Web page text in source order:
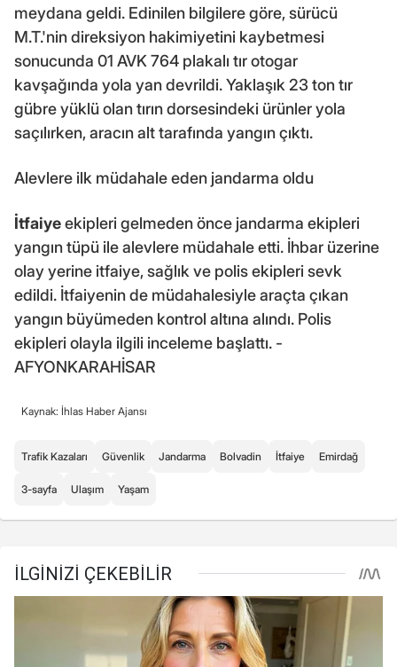
meydana geldi. Edinilen bilgilere göre, sürücü
M.T.'nin direksiyon hakimiyetini kaybetmesi
sonucunda 01 AVK 764 plakalı tır otogar
kavşağında yola yan devrildi. Yaklaşık 23 ton tır
gübre yüklü olan tırın dorsesindeki ürünler yola
saçılırken, aracın alt tarafında yangın çıktı.
Alevlere ilk müdahale eden jandarma oldu
İtfaiyeekipleri gelmeden önce jandarma ekipleri
yangın tüpü ile alevlere müdahale etti. İhbar üzerine
olay yerine itfaiye, sağlık ve polis ekipleri sevk
edildi. İtfaiyenin de müdahalesiyle araçta çıkan
yangın büyümeden kontrol altına alındı. Polis
ekipleri olayla ilgili inceleme başlattı. -
AFYONKARAHİSAR
Kaynak: İhlas Haber Ajansı
Trafik Kazaları Güvenlik Jandarma Bolvadin İtfaiye Emirdağ
3-sayfa Ulaşım Yaşam